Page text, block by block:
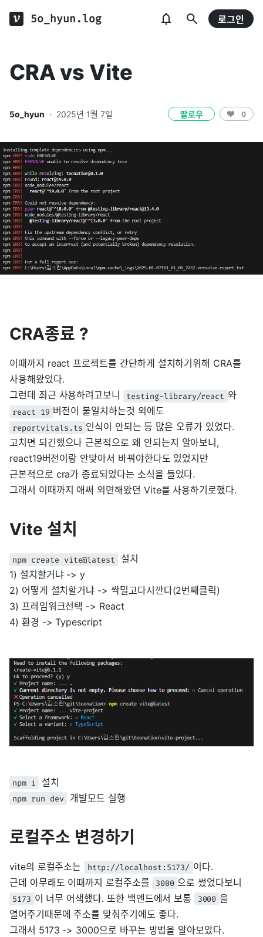
5o_hyun.log 로그인
CRA vs Vite
5o_hyun · 2025년 1월 7일 팔로우 0
CRA종료 ?
이때까지 react 프로젝트를 간단하게 설치하기위해 CRA를
사용해왔었다.
그런데 최근 사용하려고보니
testing-library/react 와
react 19 버전이 불일치하는것 외에도
reportvitals.ts 인식이 안되는 등 많은 오류가 있었다.
고치면 되긴했으나 근본적으로 왜 안되는지 알아보니,
react19버전이랑 안맞아서 바꿔야한다도 있었지만
근본적으로 cra가 종료되었다는 소식을 들었다.
그래서 이때까지 애써 외면해왔던 Vite를 사용하기로했다.
Vite 설치
npm create vite@latest
설치
1) 설치할거냐 -> y
2) 어떻게 설치할거냐 -> 싹밀고다시깐다(2번째클릭)
3) 프레임워크선택 -> React
4) 환경 -> Typescript
npm i 설치
npm run dev 개발모드 실행
로컬주소 변경하기
vite의 로컬주소는 http://localhost:5173/ 이다.
근데 아무래도 이때까지 로컬주소를
3000 으로 썼었다보니
5173 이 너무 어색했다. 또한 백엔드에서 보통 3000 을
열어주기때문에 주소를 맞춰주기에도 좋다.
그래서 5173 -> 3000으로 바꾸는 방법을 알아보았다.